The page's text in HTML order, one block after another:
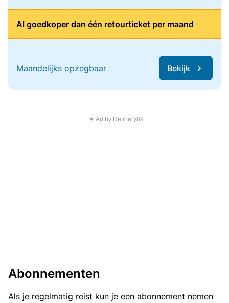
Al goedkoper dan één retourticket per maand
Maandelijks opzegbaar Bekijk
▼ Ad by Refinery89
Abonnementen
Als je regelmatig reist kun je een abonnement nemen